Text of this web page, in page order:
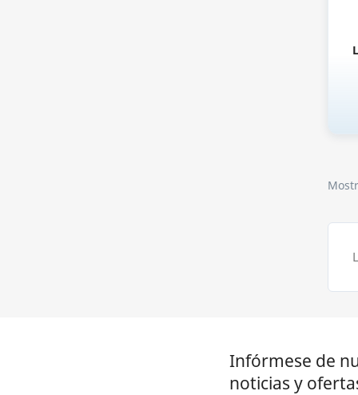
Infórmese de
noticias y